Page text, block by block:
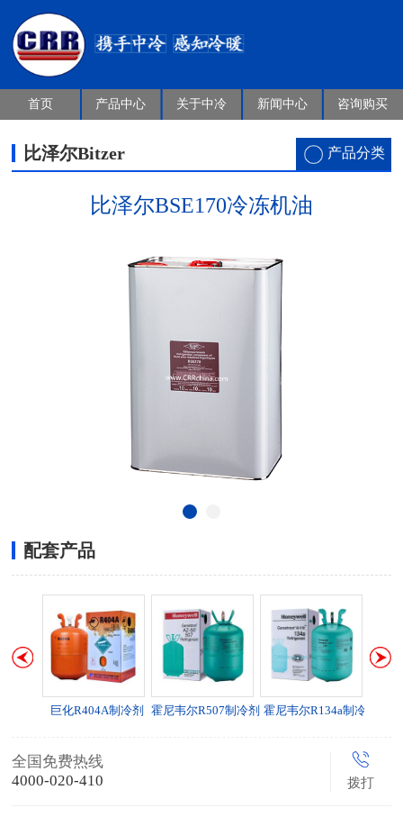
首页 产品中心 关于中冷 新闻中心 咨询购买
比泽尔Bitzer 产品分类
比泽尔BSE170冷冻机油
配套产品
巨化R404A制冷剂 霍尼韦尔R507制冷剂 霍尼韦尔R134a制冷
全国免费热线
4000-020-410
拨打